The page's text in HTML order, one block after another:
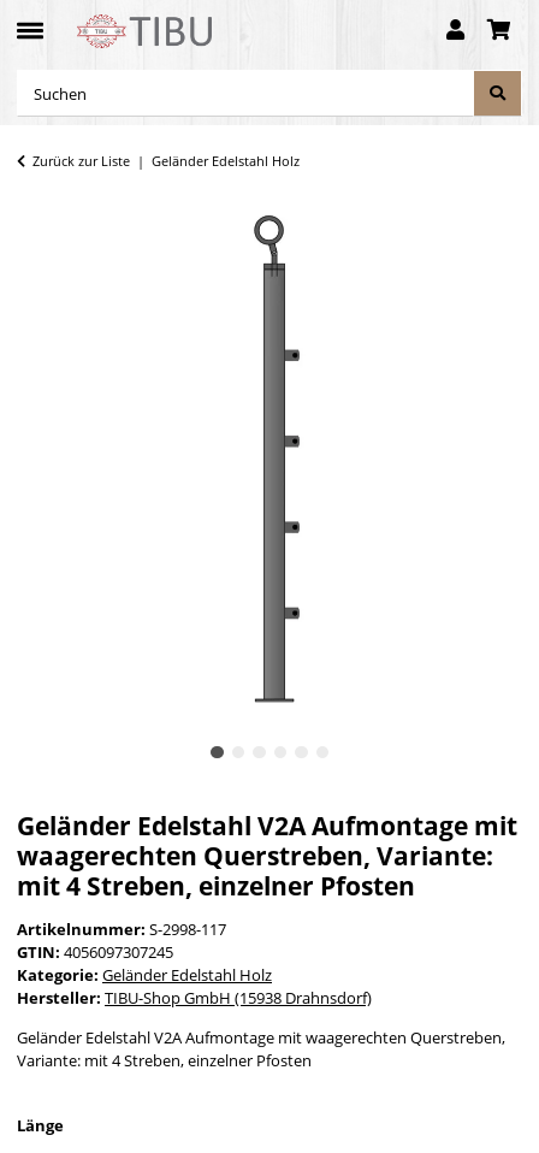
Zurück zur Liste Geländer Edelstahl Holz
Geländer Edelstahl V2A Aufmontage mit
waagerechten Querstreben, Variante:
mit 4 Streben, einzelner Pfosten
Artikelnummer: S-2998-117
GTIN: 4056097307245
Kategorie: Geländer Edelstahl Holz
Hersteller: TIBU-Shop GmbH (15938 Drahnsdorf)
Geländer Edelstahl V2A Aufmontage mit waagerechten Querstreben,
Variante: mit 4 Streben, einzelner Pfosten
Länge